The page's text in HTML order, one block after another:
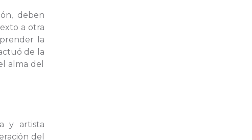
deben
a otra
la
de la
alma del
y artista
del